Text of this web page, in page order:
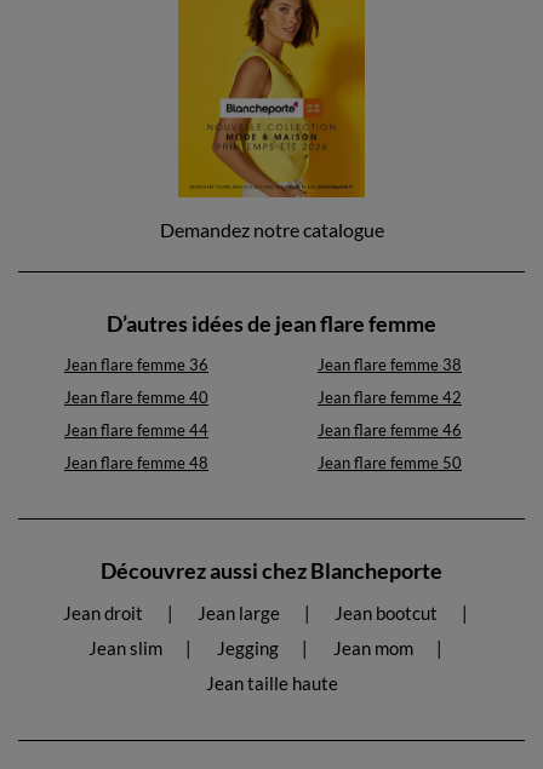
Demandez notre catalogue
D’autres idées de jean flare femme
Jean flare femme 36
Jean flare femme 38
Jean flare femme 40
Jean flare femme 42
Jean flare femme 44
Jean flare femme 46
Jean flare femme 48
Jean flare femme 50
Découvrez aussi chez Blancheporte
Jean droit Jean large
Jean bootcut
Jean slim
Jegging
Jean mom
Jean taille haute